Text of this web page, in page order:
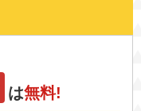
は無料!